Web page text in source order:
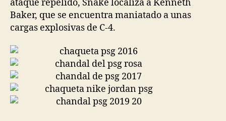
ataque repelido, Snake localiza a Kenneth
Baker, que se encuentra maniatado a unas
cargas explosivas de C-4.